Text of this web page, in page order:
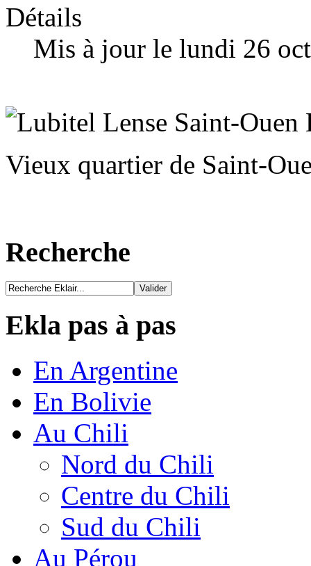
Détails
Mis à jour le lundi 26
Vieux quartier de Saint-
Recherche
Ekla pas à pas
En Argentine
En Bolivie
Au Chili
Nord du Chili
Centre du Chili
Sud du Chili
Au Pérou